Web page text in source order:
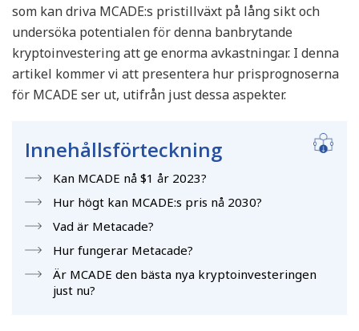
som kan driva MCADE:s pristillväxt på lång sikt och
undersöka potentialen för denna banbrytande
kryptoinvestering att ge enorma avkastningar. I denna
artikel kommer vi att presentera hur prisprognoserna
för MCADE ser ut, utifrån just dessa aspekter.
Innehållsförteckning
Kan MCADE nå $1 år 2023?
Hur högt kan MCADE:s pris nå 2030?
Vad är Metacade?
Hur fungerar Metacade?
Är MCADE den bästa nya kryptoinvesteringen
just nu?